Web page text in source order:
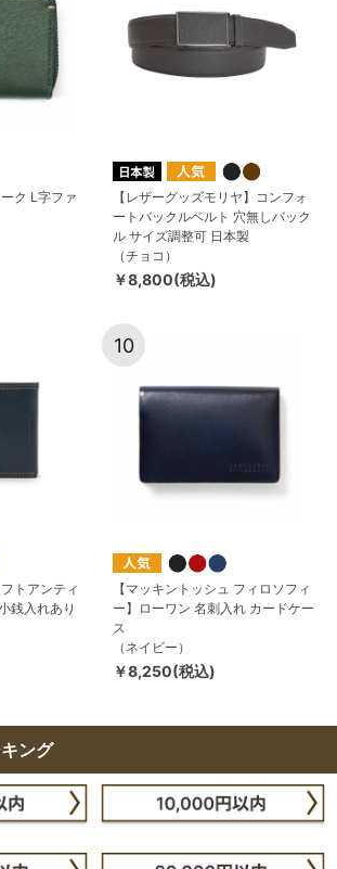
ク L字ファ
【レザーグッズモリヤ】コンフォ
ートバックルベルト 穴無しバック
ル サイズ調整可 日本製
（チョコ）
￥8,800(税込)
トアンティ
銭入れあり
10
【マッキントッシュ フィロソフィ
ー】ローワン 名刺入れ カードケー
ス
（ネイビー）
￥8,250(税込)
ング